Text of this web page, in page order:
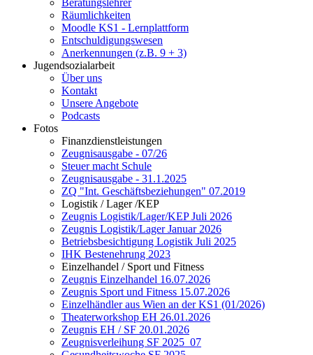
Beratungslehrer
Räumlichkeiten
Moodle KS1 - Lernplattform
Entschuldigungswesen
Anerkennungen (z.B. 9 + 3)
Jugendsozialarbeit
Über uns
Kontakt
Unsere Angebote
Podcasts
Fotos
Finanzdienstleistungen
Zeugnisausgabe - 07/26
Steuer macht Schule
Zeugnisausgabe - 31.1.2025
ZQ "Int. Geschäftsbeziehungen" 07.2019
Logistik / Lager /KEP
Zeugnis Logistik/Lager/KEP Juli 2026
Zeugnis Logistik/Lager Januar 2026
Betriebsbesichtigung Logistik Juli 2025
IHK Bestenehrung 2023
Einzelhandel / Sport und Fitness
Zeugnis Einzelhandel 16.07.2026
Zeugnis Sport und Fitness 15.07.2026
Einzelhändler aus Wien an der KS1 (01/2026)
Theaterworkshop EH 26.01.2026
Zeugnis EH / SF 20.01.2026
Zeugnisverleihung SF 2025_07